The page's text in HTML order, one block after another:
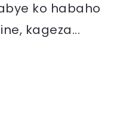
ko habaho
kageza...